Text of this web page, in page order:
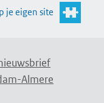
je eigen site
Almere